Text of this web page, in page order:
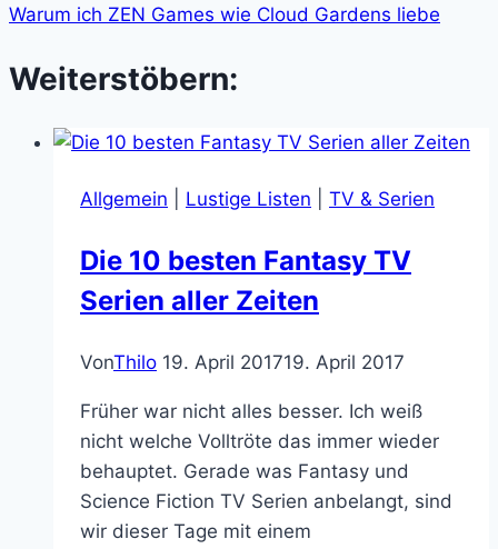
Warum ich ZEN Games wie Cloud Gardens liebe
Weiterstöbern:
Allgemein Lustige Listen TV & Serien
Die 10 besten Fantasy TV
Serien aller Zeiten
VonThilo 19. April 201719. April 2017
Früher war nicht alles besser. Ich weiß
nicht welche Volltröte das immer wieder
behauptet. Gerade was Fantasy und
Science Fiction TV Serien anbelangt, sind
wir dieser Tage mit einem